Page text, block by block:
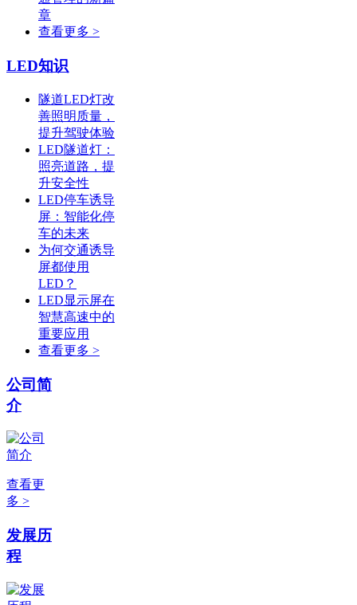
章
查看更多 >
LED知识
隧道LED灯改
善照明质量，
提升驾驶体验
LED隧道灯：
照亮道路，提
升安全性
LED停车诱导
屏：智能化停
车的未来
为何交通诱导
屏都使用
LED？
LED显示屏在
智慧高速中的
重要应用
查看更多 >
公司简
介
查看更
多 >
发展历
程